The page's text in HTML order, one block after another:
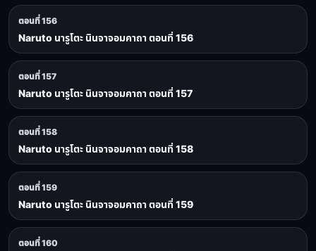
ตอนที่ 156
Naruto นารูโตะ นินจาจอมคาถา ตอนที่ 156
ตอนที่ 157
Naruto นารูโตะ นินจาจอมคาถา ตอนที่ 157
ตอนที่ 158
Naruto นารูโตะ นินจาจอมคาถา ตอนที่ 158
ตอนที่ 159
Naruto นารูโตะ นินจาจอมคาถา ตอนที่ 159
ตอนที่ 160